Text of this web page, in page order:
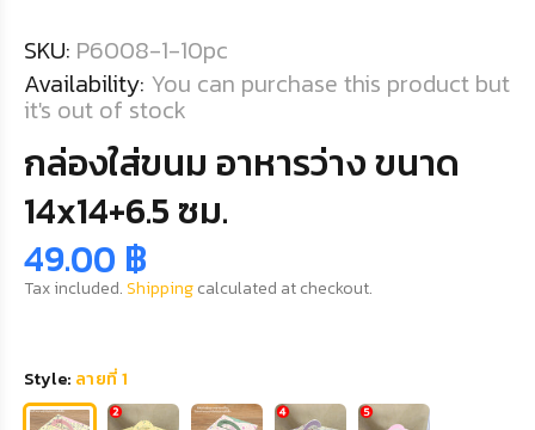
SKU: P6008-1-10pc
Availability: You can purchase this product but
it's out of stock
กล่องใส่ขนม อาหารว่าง ขนาด
14x14+6.5 ซม.
49.00 ฿
Tax included.Shippingcalculated at checkout.
Style: ลายที่ 1